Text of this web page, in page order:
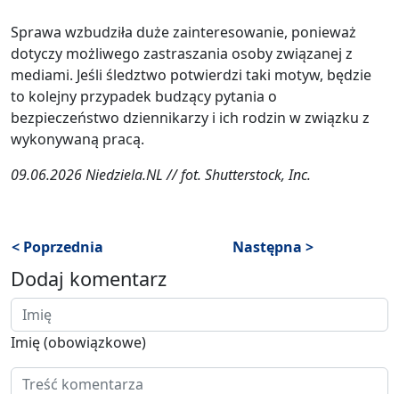
Sprawa wzbudziła duże zainteresowanie, ponieważ
dotyczy możliwego zastraszania osoby związanej z
mediami. Jeśli śledztwo potwierdzi taki motyw, będzie
to kolejny przypadek budzący pytania o
bezpieczeństwo dziennikarzy i ich rodzin w związku z
wykonywaną pracą.
09.06.2026 Niedziela.NL // fot. Shutterstock, Inc.
< Poprzednia Następna >
Dodaj komentarz
Imię (obowiązkowe)